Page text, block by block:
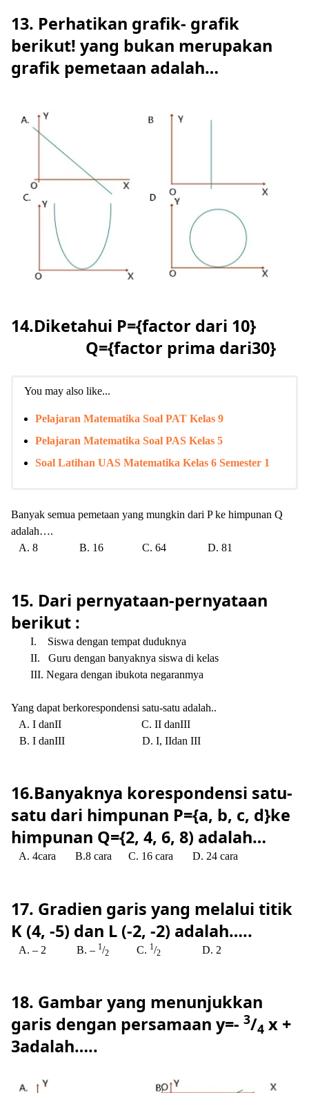
13. Perhatikan grafik- grafik
berikut! yang bukan merupakan
grafik pemetaan adalah…
14.Diketahui P={factor dari 10}
Q={factor prima dari30}
You may also like...
Pelajaran Matematika Soal PAT Kelas 9
Pelajaran Matematika Soal PAS Kelas 5
Soal Latihan UAS Matematika Kelas 6 Semester 1
Banyak semua pemetaan yang mungkin dari P ke himpunan Q
adalah….
A. 8
B. 16 C. 64 D. 81
15. Dari pernyataan-pernyataan
berikut :
I.
Siswa dengan tempat duduknya
II.
Guru dengan banyaknya siswa di kelas
III. Negara dengan ibukota negaranmya
Yang dapat berkorespondensi satu-satu adalah..
A. I danII
C. II danIII
B. I danIII
D. I, IIdan III
16.Banyaknya korespondensi satu-
satu dari himpunan P={a, b, c, d}ke
himpunan Q={2, 4, 6, 8) adalah…
A. 4cara B.8 cara C. 16 cara D. 24 cara
17. Gradien garis yang melalui titik
K (4, -5) dan L (-2, -2) adalah…..
A. – 2 B. – 1/2 C. 1/2 D. 2
18. Gambar yang menunjukkan
garis dengan persamaan y=- 3/4 x +
3adalah…..